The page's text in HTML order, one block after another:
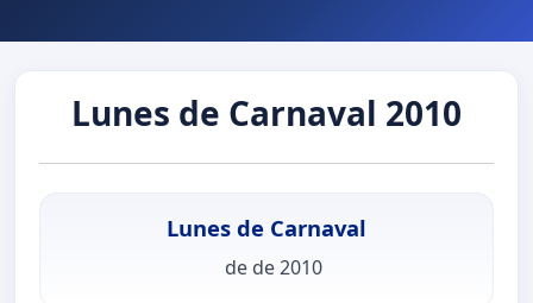
Lunes de Carnaval 2010
Lunes de Carnaval
de de 2010